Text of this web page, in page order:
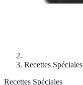
Recettes Spéciales
Recettes Spéciales